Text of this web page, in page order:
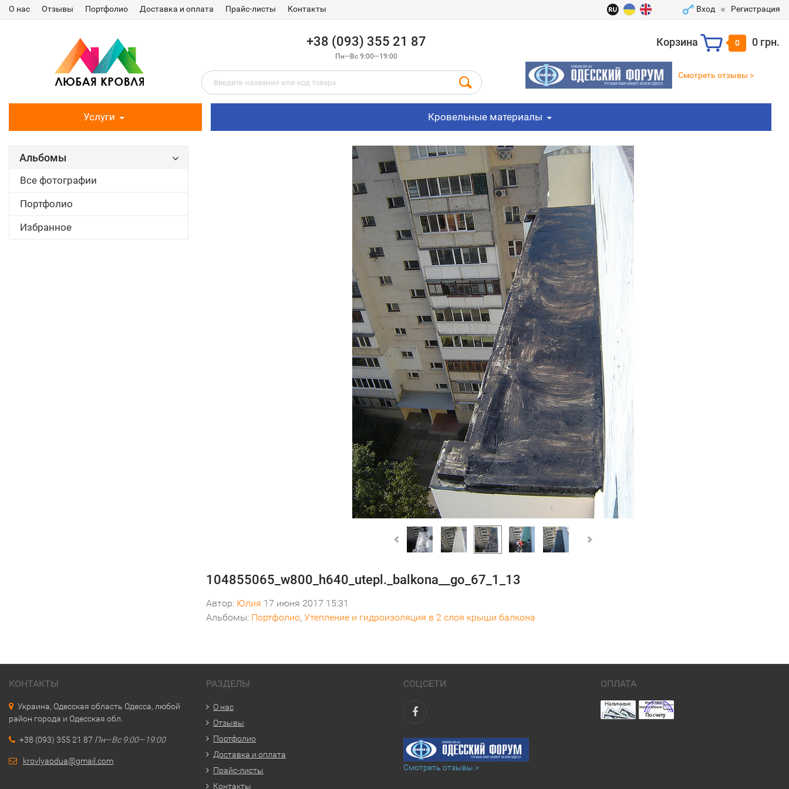
О нас Отзывы Портфолио Доставка и оплата Прайс-листы Контакты Вход Регистрация
+38 (093) 355 21 87
Пн—Вс 9:00—19:00
Корзина 0 0 грн.
Смотреть отзывы >
Услуги Кровельные материалы
Альбомы
Все фотографии
Портфолио
Избранное
104855065_w800_h640_utepl._balkona__go_67_1_13
Автор: Юлия 17 июня 2017 15:31
Альбомы: Портфолио, Утепление и гидроизоляция в 2 слоя крыши балкона
КОНТАКТЫ
Украина, Одесская область Одесса, любой
район города и Одесская обл.
+38 (093) 355 21 87 Пн—Вс 9:00—19:00
krovlyaodua@gmail.com
РАЗДЕЛЫ
О нас
Отзывы
Портфолио
Доставка и оплата
Прайс-листы
Контакты
СОЦСЕТИ
Смотреть отзывы >
ОПЛАТА